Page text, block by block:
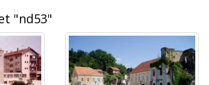
"nd53"